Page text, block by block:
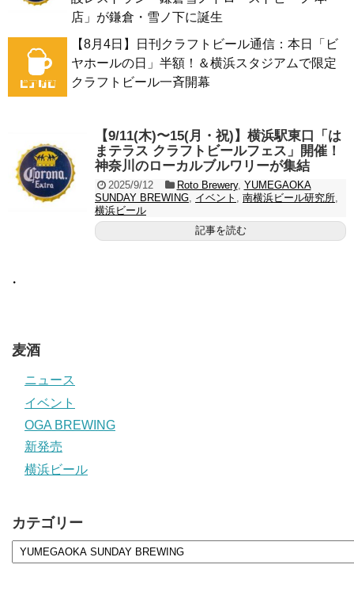
店」が鎌倉・雪ノ下に誕生
【8月4日】日刊クラフトビール通信：本日「ビ
ヤホールの日」半額！＆横浜スタジアムで限定
クラフトビール一斉開幕
【9/11(木)〜15(月・祝)】横浜駅東口「は
まテラス クラフトビールフェス」開催！
神奈川のローカルブルワリーが集結
2025/9/12 Roto Brewery, YUMEGAOKA
SUNDAY BREWING, イベント , 南横浜ビール研究所,
横浜ビール
記事を読む
・
麦酒
ニュース
イベント
OGA BREWING
新発売
横浜ビール
カテゴリー